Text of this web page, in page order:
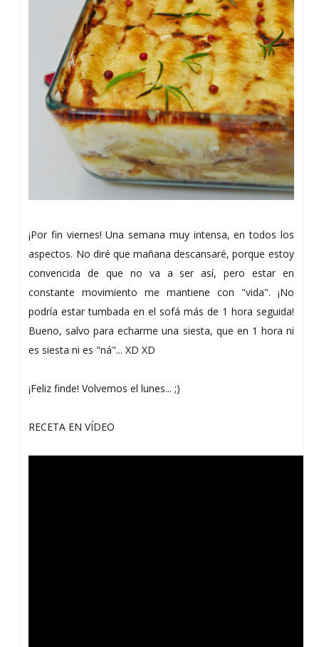
¡Por fin viernes! Una semana muy intensa, en todos los
aspectos. No diré que mañana descansaré, porque estoy
convencida de que no va a ser así, pero estar en
constante movimiento me mantiene con "vida". ¡No
podría estar tumbada en el sofá más de 1 hora seguida!
Bueno, salvo para echarme una siesta, que en 1 hora ni
es siesta ni es "ná"... XD XD
¡Feliz finde! Volvemos el lunes... ;)
RECETA EN VÍDEO